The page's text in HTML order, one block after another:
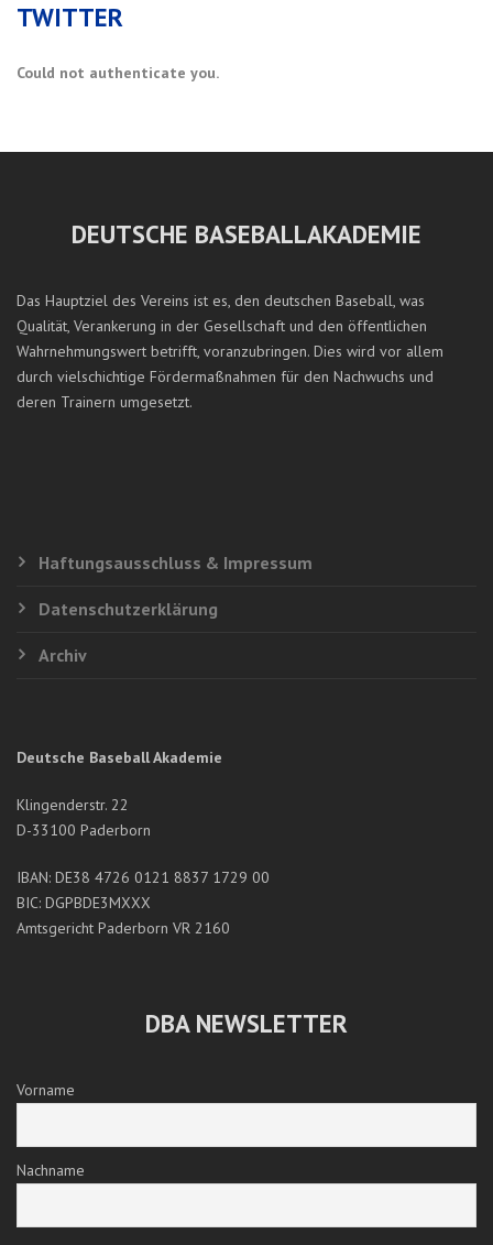
TWITTER
Could not authenticate you.
DEUTSCHE BASEBALLAKADEMIE
Das Hauptziel des Vereins ist es, den deutschen Baseball, was
Qualität, Verankerung in der Gesellschaft und den öffentlichen
Wahrnehmungswert betrifft, voranzubringen. Dies wird vor allem
durch vielschichtige Fördermaßnahmen für den Nachwuchs und
deren Trainern umgesetzt.
Haftungsausschluss & Impressum
Datenschutzerklärung
Archiv
Deutsche Baseball Akademie
Klingenderstr. 22
D-33100 Paderborn
IBAN: DE38 4726 0121 8837 1729 00
BIC: DGPBDE3MXXX
Amtsgericht Paderborn VR 2160
DBA NEWSLETTER
Vorname
Nachname